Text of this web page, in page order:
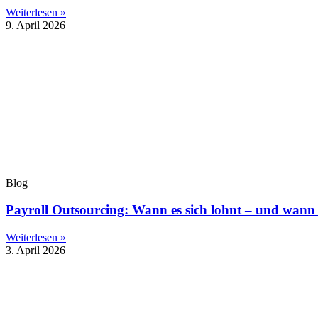
Weiterlesen »
9. April 2026
Blog
Payroll Outsourcing: Wann es sich lohnt – und
Weiterlesen »
3. April 2026